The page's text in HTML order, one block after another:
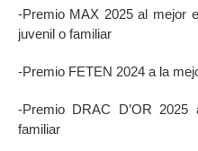
-Premio MAX 2025 al mejor
juvenil o familiar
-Premio FETEN 2024 a la
-Premio DRAC D’OR
familiar